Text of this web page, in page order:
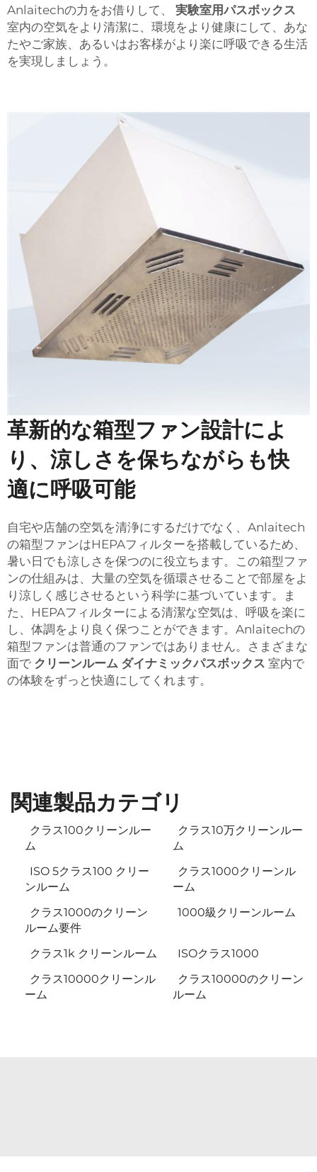
Anlaitechの力をお借りして、 実験室用パスボックス
室内の空気をより清潔に、環境をより健康にして、あな
たやご家族、あるいはお客様がより楽に呼吸できる生活
を実現しましょう。
革新的な箱型ファン設計によ
り、涼しさを保ちながらも快
適に呼吸可能
自宅や店舗の空気を清浄にするだけでなく、Anlaitech
の箱型ファンはHEPAフィルターを搭載しているため、
暑い日でも涼しさを保つのに役立ちます。この箱型ファ
ンの仕組みは、大量の空気を循環させることで部屋をよ
り涼しく感じさせるという科学に基づいています。ま
た、HEPAフィルターによる清潔な空気は、呼吸を楽に
し、体調をより良く保つことができます。Anlaitechの
箱型ファンは普通のファンではありません。さまざまな
面で クリーンルーム ダイナミックパスボックス 室内で
の体験をずっと快適にしてくれます。
関連製品カテゴリ
クラス100クリーンルー
ム
クラス10万クリーンルー
ム
ISO 5クラス100 クリー
ンルーム
クラス1000クリーンル
ーム
クラス1000のクリーン
ルーム要件
1000級クリーンルーム
クラス1k クリーンルーム
ISOクラス1000
クラス10000クリーンル
ーム
クラス10000のクリーン
ルーム